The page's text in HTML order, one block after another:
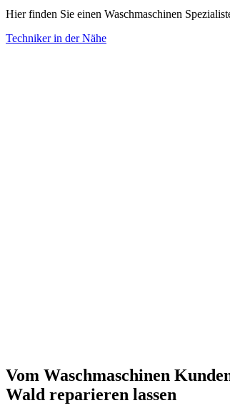
Hier finden Sie einen Waschmaschinen
Techniker in der Nähe
Vom Waschmaschinen
Wald reparieren lassen